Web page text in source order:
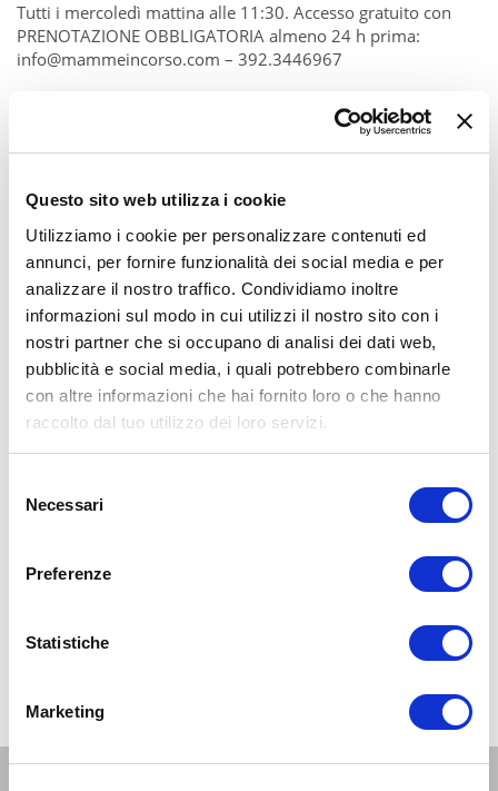
Questo sito web utilizza i cookie
Utilizziamo i cookie per personalizzare contenuti ed
annunci, per fornire funzionalità dei social media e per
analizzare il nostro traffico. Condividiamo inoltre
informazioni sul modo in cui utilizzi il nostro sito con i
nostri partner che si occupano di analisi dei dati web,
pubblicità e social media, i quali potrebbero combinarle
con altre informazioni che hai fornito loro o che hanno
raccolto dal tuo utilizzo dei loro servizi.
delNecessari
Preferenze
Statistiche
Marketing
Tutti i mercoledì mattina alle 11:30. Accesso gratuito con
PRENOTAZIONE OBBLIGATORIA almeno 24 h prima:
info@mammeincorso.com – 392.3446967